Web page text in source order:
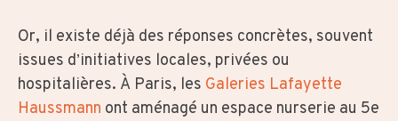
Or, il existe déjà des réponses concrètes, souvent
issues d’initiatives locales, privées ou
hospitalières. À Paris, les Galeries Lafayette
Haussmann ont aménagé un espace nurserie au 5e